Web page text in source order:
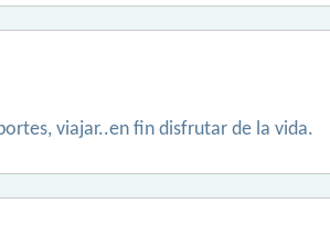
viajar..en fin disfrutar de la vida.